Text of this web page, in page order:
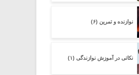
نوازنده و تمرین (۶)
نکاتی در آموزش نوازندگی (۱)